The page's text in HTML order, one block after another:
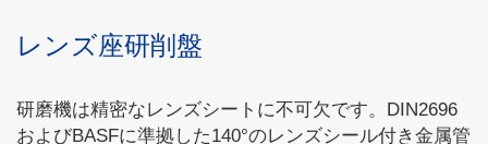
レンズ座研削盤
研磨機は精密なレンズシートに不可欠です。DIN2696
およびBASFに準拠した140°のレンズシール付き金属管